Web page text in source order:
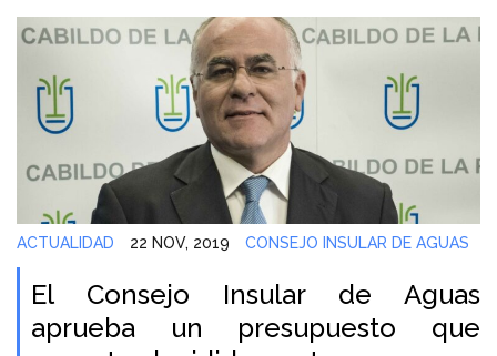
ACTUALIDAD 22 NOV, 2019 CONSEJO INSULAR DE AGUAS
El Consejo Insular de Aguas
aprueba un presupuesto que